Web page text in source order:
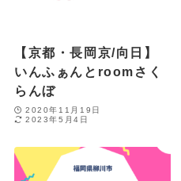
【京都・長岡京/向日】
いんふぁんとroomさく
らんぼ
2020年11月19日
2023年5月4日